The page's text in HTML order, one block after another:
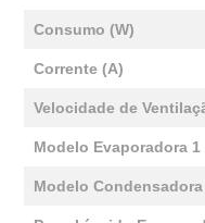
Consumo (W)
Corrente (A)
Velocidade de
Modelo Evaporadora 1
Modelo Condensadora